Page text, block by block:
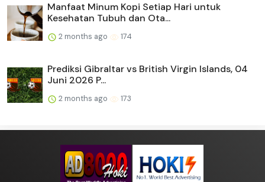
Manfaat Minum Kopi Setiap Hari untuk
Kesehatan Tubuh dan Ota...
2 months ago 174
Prediksi Gibraltar vs British Virgin Islands, 04
Juni 2026 P...
2 months ago 173